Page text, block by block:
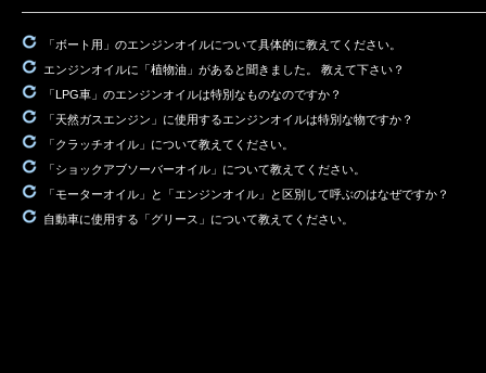
「ボート用」のエンジンオイルについて具体的に教えてください。
エンジンオイルに「植物油」があると聞きました。 教えて下さい？
「LPG車」のエンジンオイルは特別なものなのですか？
「天然ガスエンジン」に使用するエンジンオイルは特別な物ですか？
「クラッチオイル」について教えてください。
「ショックアブソーバーオイル」について教えてください。
「モーターオイル」と「エンジンオイル」と区別して呼ぶのはなぜですか？
自動車に使用する「グリース」について教えてください。